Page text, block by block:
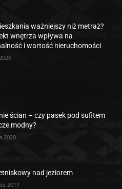
ważniejszy niż metraż?
wnętrza wpływa na
i wartość nieruchomości
ścian – czy pasek pod sufitem
modny?
2020
nad jeziorem
2017